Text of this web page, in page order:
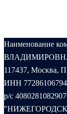
Наименование
117437, Москва,
ИНН
р/с